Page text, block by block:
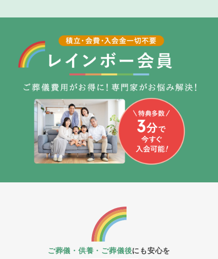
ご葬儀・供養・ご葬儀後にも安心を